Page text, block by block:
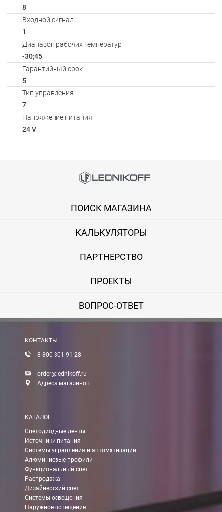
8
Входной сигнал
1
Диапазон рабочих температур
-30;45
Гарантийный срок
5
Тип управления
7
Напряжение питания
24 V
Вы можете оплатить покупку на сайте банковской картой
Оплата при получении
Вы можете оплатить заказ непосредственно при получении
Вы можете оплатить заказ по выставленному счету в любом
Доставка:
Вы можете самостоятельно забрать заказ в одном из наших
В Москве (внутри МКАД)
БЕСПЛАТНАЯ доставка при сумме заказа от 7000 руб.
При заказе менее 7000 руб. стоимость доставки 750 руб.
В Москве и МО (за МКАД)
ПОИСК МАГАЗИНА
КАЛЬКУЛЯТОРЫ
ПАРТНЕРСТВО
ПРОЕКТЫ
ВОПРОС-ОТВЕТ
КОНТАКТЫ
8-800-301-91-28
order@lednikoff.ru
Адреса магазинов
КАТАЛОГ
Светодиодные ленты
Источники питания
Системы управления и автоматизации
Алюминиевые профили
Функциональный свет
Распродажа
Дизайнерский свет
Системы освещения
Наружное освещение